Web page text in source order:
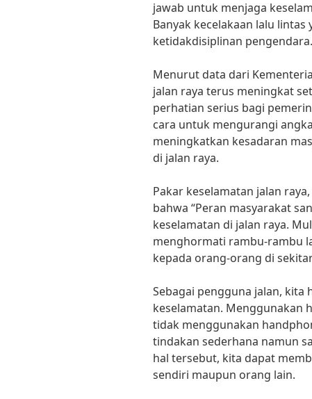
jawab untuk menjaga
Banyak kecelakaan lalu
ketidakdisiplinan pengendara.
Menurut data dari
jalan raya terus meningkat
perhatian serius bagi
cara untuk mengurangi
meningkatkan kesadaran
di jalan raya.
Pakar keselamatan jalan
bahwa “Peran masyarakat
keselamatan di jalan raya.
menghormati rambu-rambu
kepada orang-orang di
Sebagai pengguna jalan, kita
keselamatan. Menggunakan
tidak menggunakan
tindakan sederhana namun
hal tersebut, kita dapat
sendiri maupun orang lain.